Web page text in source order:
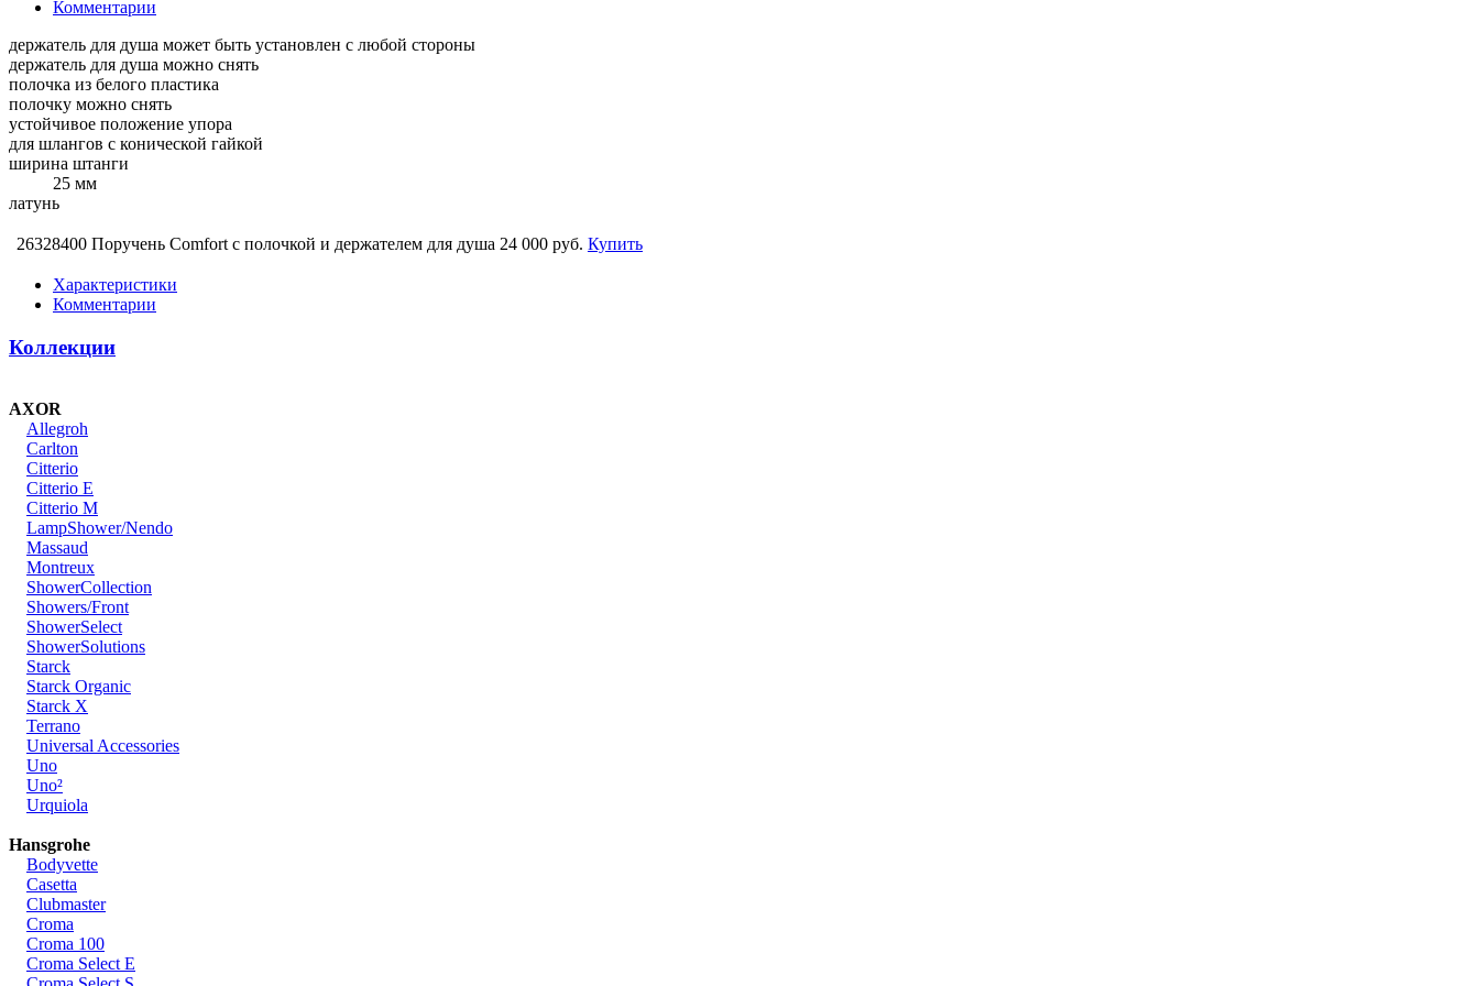
Комментарии
держатель для душа может быть установлен с любой стороны
держатель для душа можно снять
полочка из белого пластика
полочку можно снять
устойчивое положение упора
для шлангов с конической гайкой
ширина штанги
25 мм
латунь
26328400 Поручень Comfort с полочкой и держателем для душа 24 000 руб. Купить
Характеристики
Комментарии
Коллекции
AXOR
Allegroh
Carlton
Citterio
Citterio E
Citterio M
LampShower/Nendo
Massaud
Montreux
ShowerCollection
Showers/Front
ShowerSelect
ShowerSolutions
Starck
Starck Organic
Starck X
Terrano
Universal Accessories
Uno
Uno²
Urquiola
Hansgrohe
Bodyvette
Casetta
Clubmaster
Croma
Croma 100
Croma Select E